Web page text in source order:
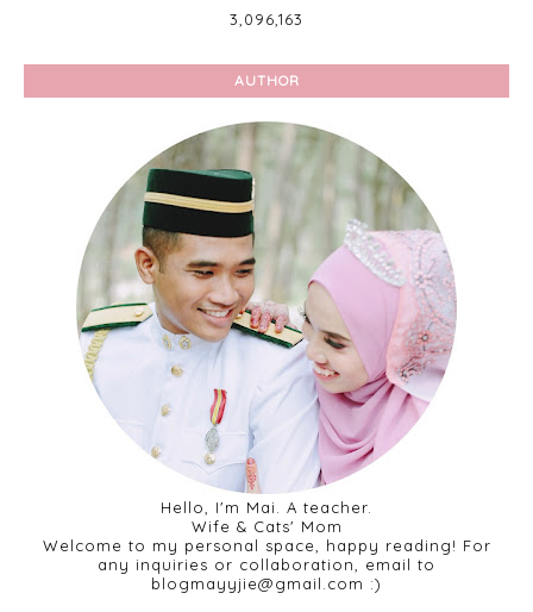
3,096,163
AUTHOR
Hello, I'm Mai. A teacher.
Wife & Cats' Mom
Welcome to my personal space, happy reading! For
any inquiries or collaboration, email to
blogmayyjie@gmail.com :)